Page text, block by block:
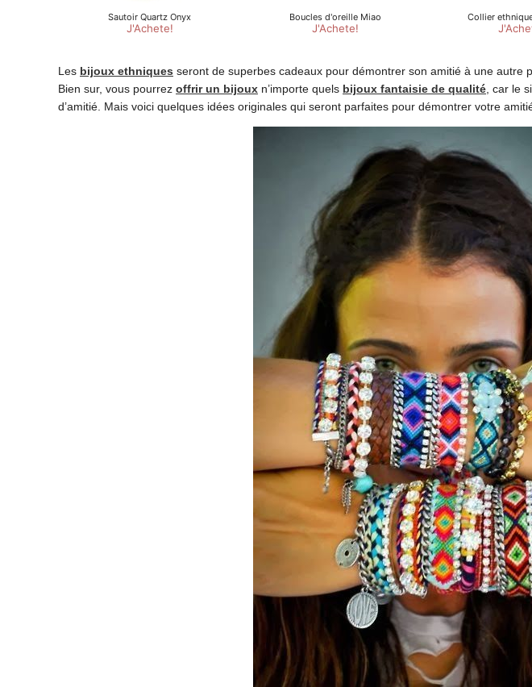
Les bijoux ethniques seront de superbes cadeaux pour démontrer son amitié à une autre
Bien sur, vous pourrez offrir un bijoux n’importe quels bijoux fantaisie de qualité, car le
d’amitié. Mais voici quelques idées originales qui seront parfaites pour démontrer votre